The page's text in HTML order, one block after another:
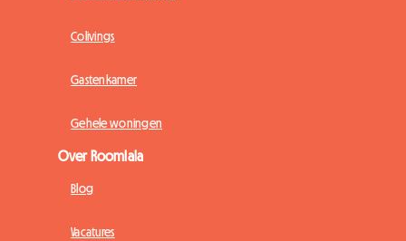
Colivings
Gastenkamer
Gehele woningen
Over Roomlala
Blog
Vacatures